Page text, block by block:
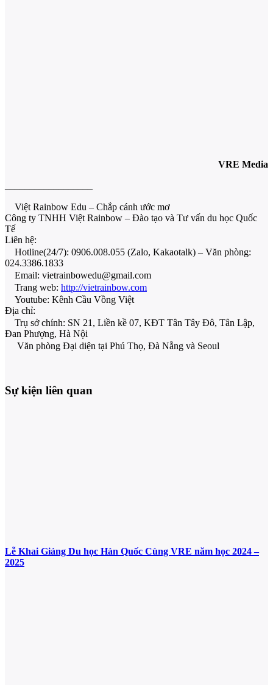
VRE Media
Việt Rainbow Edu – Chắp cánh ước mơ
Công ty TNHH Việt Rainbow – Đào tạo và Tư vấn du học Quốc
Tế
Liên hệ:
Hotline(24/7): 0906.008.055 (Zalo, Kakaotalk) – Văn phòng:
024.3386.1833
Email: vietrainbowedu@gmail.com
Trang web: http://vietrainbow.com
Youtube: Kênh Cầu Vồng Việt
Địa chỉ:
Trụ sở chính: SN 21, Liền kề 07, KĐT Tân Tây Đô, Tân Lập,
Đan Phượng, Hà Nội
Văn phòng Đại diện tại Phú Thọ, Đà Nẵng và Seoul
Sự kiện liên quan
Lễ Khai Giảng Du học Hàn Quốc Cùng VRE năm học 2024 –
2025